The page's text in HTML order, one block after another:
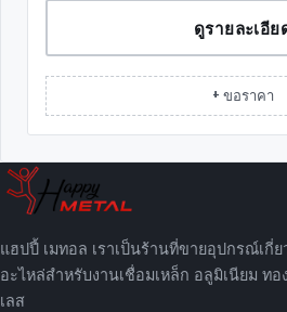
ดูรายละเอีย
+ ขอราคา
แฮปปี้ เมทอล เราเป็นร้านที่ขายอุปกรณ์เกี่
อะไหล่สำหรับงานเชื่อมเหล็ก อลูมิเนียม ท
เลส